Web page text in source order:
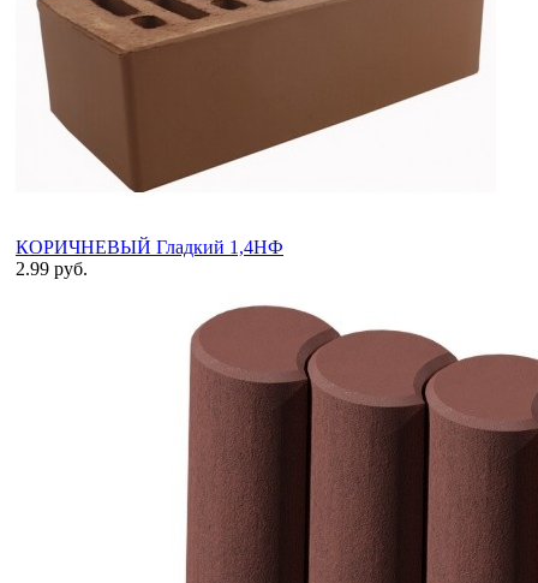
КОРИЧНЕВЫЙ Гладкий 1,4НФ
2.99 руб.